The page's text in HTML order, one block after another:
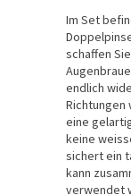
Im Set
schaffen
endlich
Richtungen
eine
keine
sichert ein
kann
verwendet